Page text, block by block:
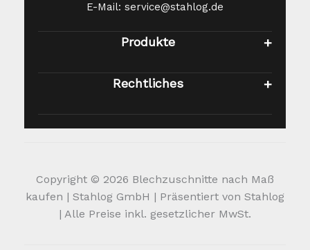
E-Mail: service@stahlog.de
Produkte
Rechtliches
Copyright © 2026 Blechzuschnitte nach Maß
kaufen | Stahlog GmbH | Präsentiert von Stahlog
| Alle Preise inkl. gesetzlicher MwSt.